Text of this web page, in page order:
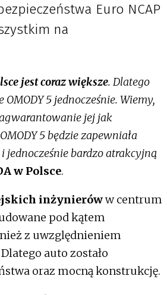
Euro NCAP
na
jest coraz większe. Dlatego
5 jednocześnie. Wiemy,
jej jak
5 będzie zapewniała
jednocześnie bardzo atrakcyjną
w Polsce.
inżynieróww centrum
pod kątem
z uwzględnieniem
auto zostało
oraz mocną konstrukcję.